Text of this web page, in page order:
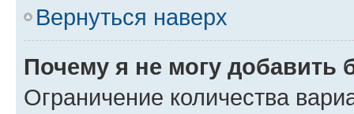
Вернуться наверх
Почему я не могу добавить
Ограничение количества